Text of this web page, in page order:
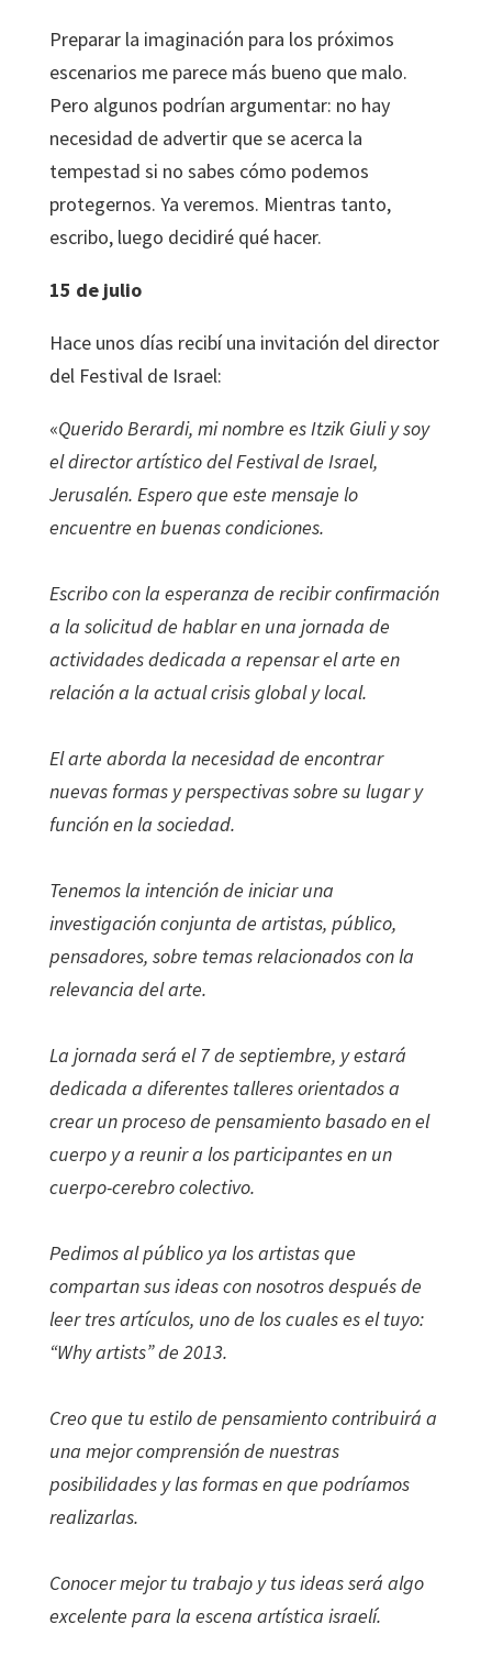
Preparar la imaginación para los próximos
escenarios me parece más bueno que malo.
Pero algunos podrían argumentar: no hay
necesidad de advertir que se acerca la
tempestad si no sabes cómo podemos
protegernos. Ya veremos. Mientras tanto,
escribo, luego decidiré qué hacer.
15 de julio
Hace unos días recibí una invitación del director
del Festival de Israel:
«Querido Berardi, mi nombre es Itzik Giuli y soy
el director artístico del Festival de Israel,
Jerusalén. Espero que este mensaje lo
encuentre en buenas condiciones.
Escribo con la esperanza de recibir confirmación
a la solicitud de hablar en una jornada de
actividades dedicada a repensar el arte en
relación a la actual crisis global y local.
El arte aborda la necesidad de encontrar
nuevas formas y perspectivas sobre su lugar y
función en la sociedad.
Tenemos la intención de iniciar una
investigación conjunta de artistas, público,
pensadores, sobre temas relacionados con la
relevancia del arte.
La jornada será el 7 de septiembre, y estará
dedicada a diferentes talleres orientados a
crear un proceso de pensamiento basado en el
cuerpo y a reunir a los participantes en un
cuerpo-cerebro colectivo.
Pedimos al público ya los artistas que
compartan sus ideas con nosotros después de
leer tres artículos, uno de los cuales es el tuyo:
“Why artists” de 2013.
Creo que tu estilo de pensamiento contribuirá a
una mejor comprensión de nuestras
posibilidades y las formas en que podríamos
realizarlas.
Conocer mejor tu trabajo y tus ideas será algo
excelente para la escena artística israelí.